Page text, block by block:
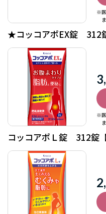
※
★コッコアポEX錠 312
※
コッコアポＬ錠 312錠【